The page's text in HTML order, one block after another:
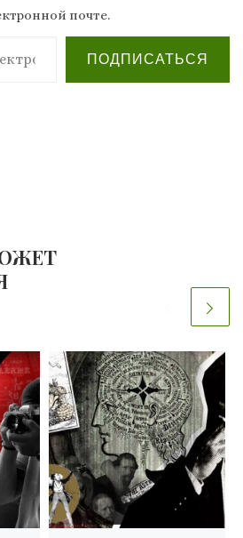
почте.
почты…
ПОДПИСАТЬСЯ